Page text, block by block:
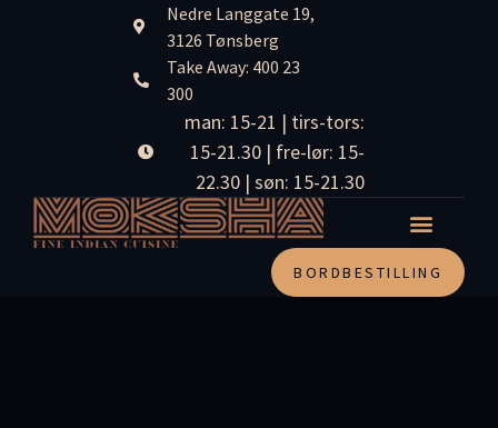
Nedre Langgate 19,
3126 Tønsberg
Take Away: 400 23
300
man: 15-21 | tirs-tors:
15-21.30 | fre-lør: 15-
22.30 | søn: 15-21.30
BORDBESTILLING